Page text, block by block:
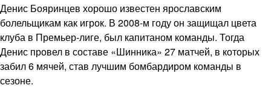
Денис Бояринцев хорошо известен ярославским
болельщикам как игрок. В 2008-м году он защищал цвета
клуба в Премьер-лиге, был капитаном команды. Тогда
Денис провел в составе «Шинника» 27 матчей, в которых
забил 6 мячей, став лучшим бомбардиром команды в
сезоне.